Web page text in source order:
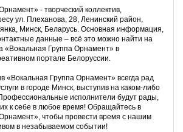
- творческий коллектив,
ул. Плеханова, 28, Ленинский район,
Минск, Беларусь. Основная информация,
данные – всё это можно найти на
«Вокальная Группа Орнамент» в
портале Белоруссии.
«Вокальная Группа Орнамент» всегда рад
в городе Минск, выступив на каком-либо
исполнители будут рады,
к себе в любое время! Обращайтесь в
чтобы провести время с нашим
в незабываемом событии!